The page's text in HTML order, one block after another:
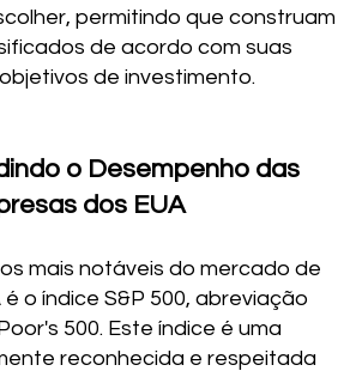
permitindo que construam
de acordo com suas
de investimento.
o Desempenho das
dos EUA
mais notáveis do mercado de
o índice S&P 500, abreviação
500. Este índice é uma
reconhecida e respeitada